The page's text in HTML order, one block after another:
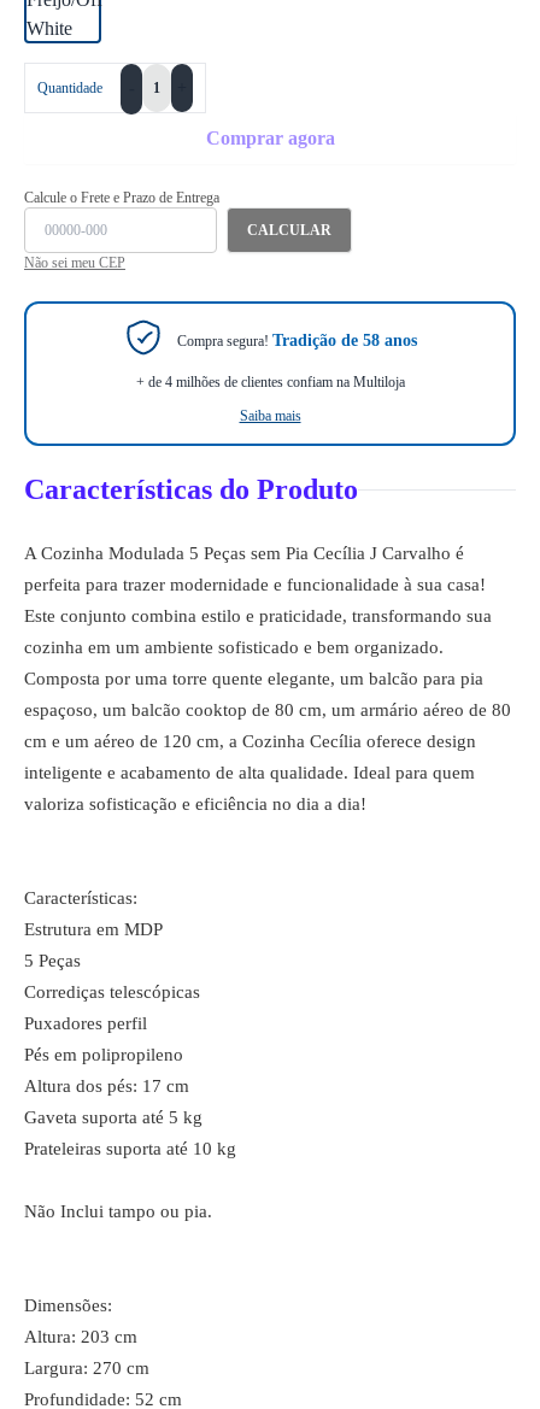
Quantidade
Comprar agora
Calcule o Frete e Prazo de Entrega
CALCULAR
Não sei meu CEP
Compra segura! Tradição de 58 anos
+ de 4 milhões de clientes confiam na Multiloja
Saiba mais
Características do Produto
A Cozinha Modulada 5 Peças sem Pia Cecília J Carvalho é
perfeita para trazer modernidade e funcionalidade à sua casa!
Este conjunto combina estilo e praticidade, transformando sua
cozinha em um ambiente sofisticado e bem organizado.
Composta por uma torre quente elegante, um balcão para pia
espaçoso, um balcão cooktop de 80 cm, um armário aéreo de 80
cm e um aéreo de 120 cm, a Cozinha Cecília oferece design
inteligente e acabamento de alta qualidade. Ideal para quem
valoriza sofisticação e eficiência no dia a dia!
Características:
Estrutura em MDP
5 Peças
Corrediças telescópicas
Puxadores perfil
Pés em polipropileno
Altura dos pés: 17 cm
Gaveta suporta até 5 kg
Prateleiras suporta até 10 kg
Não Inclui tampo ou pia.
Dimensões:
Altura: 203 cm
Largura: 270 cm
Profundidade: 52 cm